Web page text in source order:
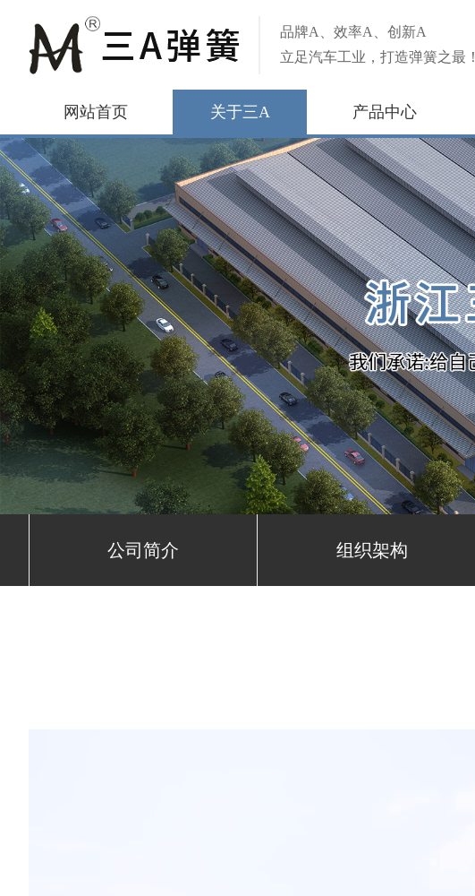
品牌A、效率A、创新A
立足汽车工业，打造弹簧之最！
网站首页 关于三A 产品中心
公司简介 组织架构